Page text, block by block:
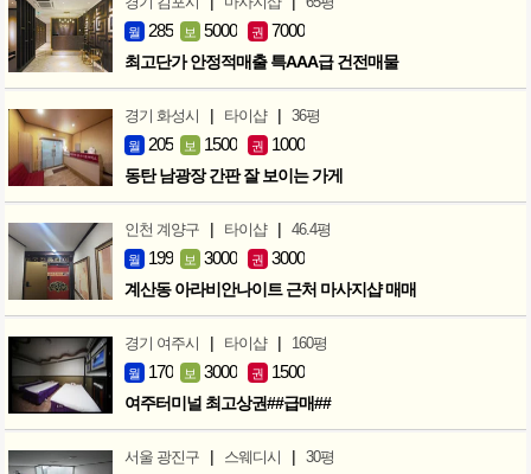
월 285 보 5000 권 7000
최고단가 안정적매출 특AAA급 건전매물
경기 화성시 | 타이샵 | 36평
월 205 보 1500 권 1000
동탄 남광장 간판 잘 보이는 가게
인천 계양구 | 타이샵 | 46.4평
월 199 보 3000 권 3000
계산동 아라비안나이트 근처 마사지샵 매매
경기 여주시 | 타이샵 | 160평
월 170 보 3000 권 1500
여주터미널 최고상권##급매##
서울 광진구 | 스웨디시 | 30평